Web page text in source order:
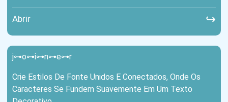
Abrir ↪
j⊶o⊶i⊶n⊶e⊶r
Crie Estilos De Fonte Unidos E Conectados, Onde Os
Caracteres Se Fundem Suavemente Em Um Texto